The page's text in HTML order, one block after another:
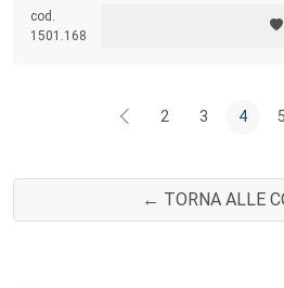
obiettivi didattici da raggiungere, questi
inedito sulle condizioni di vita degli allievi
cod.
1501.168
2 3 4 5
← TORNA ALLE